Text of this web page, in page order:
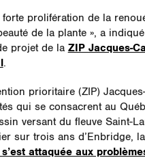
prolifération de la
de la plante », a
projet de la ZIP Jacques-
.
prioritaire (ZIP)
qui se consacrent au
versant du fleuve Saint-
sur trois ans d’Enbridge, la
attaquée aux